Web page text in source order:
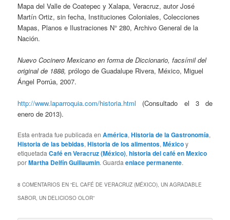
Mapa del Valle de Coatepec y Xalapa, Veracruz, autor José
Martín Ortiz, sin fecha, Instituciones Coloniales, Colecciones
Mapas, Planos e Ilustraciones N° 280, Archivo General de la
Nación.
Nuevo Cocinero Mexicano en forma de Diccionario, facsímil del
original de 1888,prólogo de Guadalupe Rivera, México, Miguel
Ángel Porrúa, 2007.
http://www.laparroquia.com/historia.html (Consultado el 3 de
enero de 2013).
Esta entrada fue publicada enAmérica,Historia de la Gastronomía,
Historia de las bebidas,Historia de los alimentos,Méxicoy
etiquetadaCafé en Veracruz (México),historia del café en Mexico
porMartha Delfín Guillaumin. Guardaenlace permanente.
8 COMENTARIOS EN “EL CAFÉ DE VERACRUZ (MÉXICO), UN AGRADABLE
SABOR, UN DELICIOSO OLOR”